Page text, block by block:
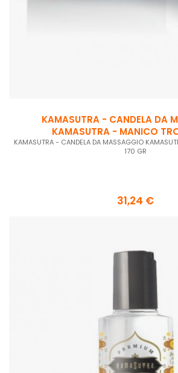
KAMASUTRA - CANDELA DA
KAMASUTRA - MANICO
KAMASUTRA - CANDELA DA MASSAGGIO
170 GR
31,24 €